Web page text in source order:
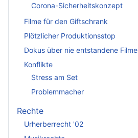
Corona-Sicherheitskonzept
Filme für den Giftschrank
Plötzlicher Produktionsstop
Dokus über nie entstandene Filme
Konflikte
Stress am Set
Problemmacher
Rechte
Urherberrecht '02